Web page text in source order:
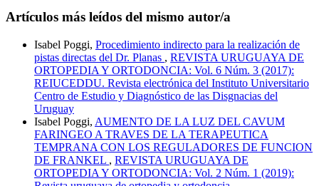
Artículos más leídos del mismo autor/a
Isabel Poggi, Procedimiento indirecto para la realización de
pistas directas del Dr. Planas , REVISTA URUGUAYA DE
ORTOPEDIA Y ORTODONCIA: Vol. 6 Núm. 3 (2017):
REIUCEDDU. Revista electrónica del Instituto Universitario
Centro de Estudio y Diagnóstico de las Disgnacias del
Uruguay
Isabel Poggi, AUMENTO DE LA LUZ DEL CAVUM
FARINGEO A TRAVES DE LA TERAPEUTICA
TEMPRANA CON LOS REGULADORES DE FUNCION
DE FRANKEL , REVISTA URUGUAYA DE
ORTOPEDIA Y ORTODONCIA: Vol. 2 Núm. 1 (2019):